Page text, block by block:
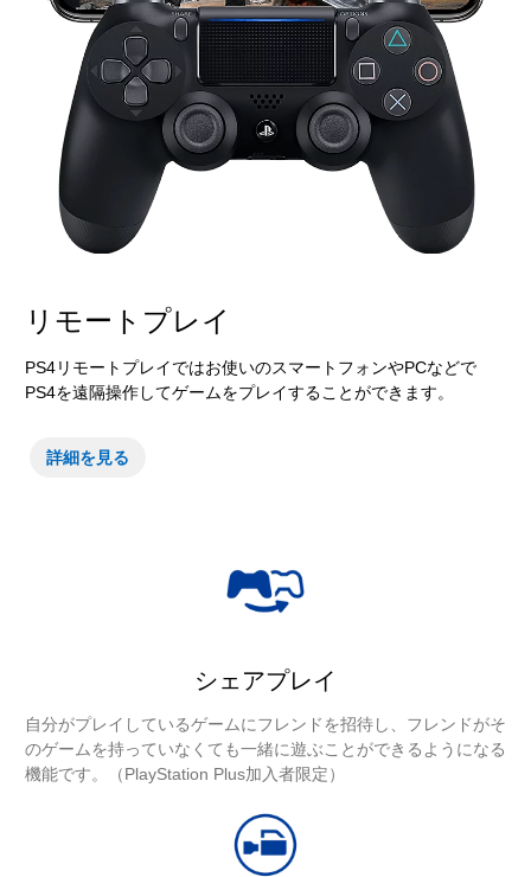
リモートプレイ
PS4リモートプレイではお使いのスマートフォンやPCなどで
PS4を遠隔操作してゲームをプレイすることができます。
詳細を見る
シェアプレイ
自分がプレイしているゲームにフレンドを招待し、フレンドがそ
のゲームを持っていなくても一緒に遊ぶことができるようになる
機能です。（PlayStation Plus加入者限定）